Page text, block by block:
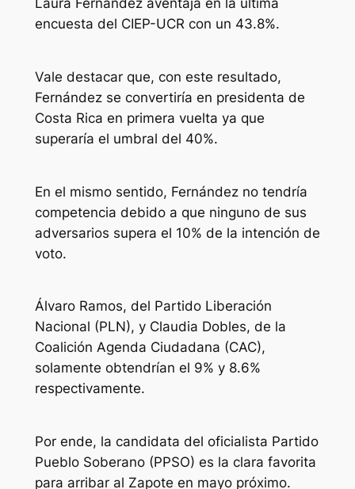
Laura Fernández aventaja en la última
encuesta del CIEP-UCR con un 43.8%.
Vale destacar que, con este resultado,
Fernández se convertiría en presidenta de
Costa Rica en primera vuelta ya que
superaría el umbral del 40%.
En el mismo sentido, Fernández no tendría
competencia debido a que ninguno de sus
adversarios supera el 10% de la intención de
voto.
Álvaro Ramos, del Partido Liberación
Nacional (PLN), y Claudia Dobles, de la
Coalición Agenda Ciudadana (CAC),
solamente obtendrían el 9% y 8.6%
respectivamente.
Por ende, la candidata del oficialista Partido
Pueblo Soberano (PPSO) es la clara favorita
para arribar al Zapote en mayo próximo.